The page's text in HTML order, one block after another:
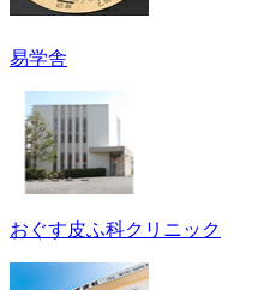
易学舎
おぐす皮ふ科クリニック